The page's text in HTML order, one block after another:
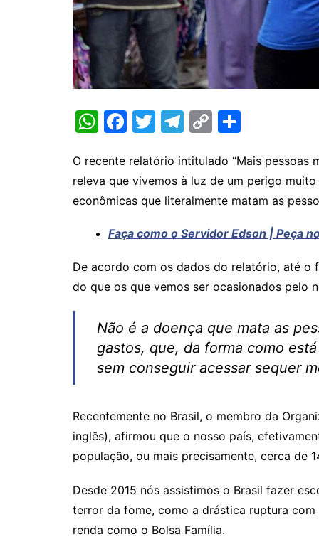
W
at
s
A
p
p
F
c
e
b
o
o
k
T
itt
er
T
e
gr
a
m
C
p
y
Li
n
k
ar
e
O recente relatório intitulado “Mais
releva que vivemos à luz de um perigo
econômicas que literalmente matam as
Faça como o Servidor Edson | Peça
De acordo com os dados do relatório, até o
do que os que vemos ser ocasionados pelo
Não é a doença que mata as
gastos, que, da forma como
sem conseguir acessar sequer
Recentemente no Brasil, o membro da
inglês), afirmou que o nosso país,
população, ou mais precisamente, cerca de
Desde 2015 nós assistimos o Brasil fazer
terror da fome, como a drástica ruptura
renda como o Bolsa Família.